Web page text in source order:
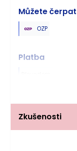
Můžete
OZP
Platba
Zkušenosti